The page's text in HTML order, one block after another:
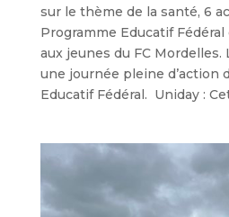
sur le thème de la santé, 6
Programme Educatif
aux jeunes du FC Mordelles.
une journée pleine d’action
Educatif Fédéral. Uniday :